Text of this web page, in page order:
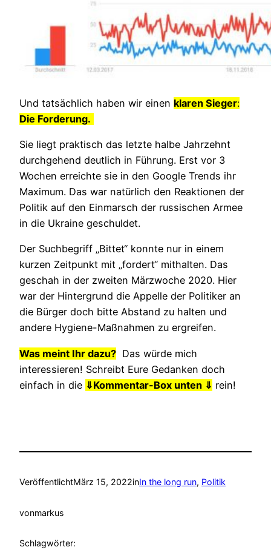
Und tatsächlich haben wir einen klaren Sieger:
Die Forderung.
Sie liegt praktisch das letzte halbe Jahrzehnt
durchgehend deutlich in Führung. Erst vor 3
Wochen erreichte sie in den Google Trends ihr
Maximum. Das war natürlich den Reaktionen der
Politik auf den Einmarsch der russischen Armee
in die Ukraine geschuldet.
Der Suchbegriff „Bittet“ konnte nur in einem
kurzen Zeitpunkt mit „fordert“ mithalten. Das
geschah in der zweiten Märzwoche 2020. Hier
war der Hintergrund die Appelle der Politiker an
die Bürger doch bitte Abstand zu halten und
andere Hygiene-Maßnahmen zu ergreifen.
Was meint Ihr dazu? Das würde mich
interessieren! Schreibt Eure Gedanken doch
einfach in die ⇓Kommentar-Box unten ⇓ rein!
VeröffentlichtMärz 15, 2022inIn the long run, Politik
vonmarkus
Schlagwörter: